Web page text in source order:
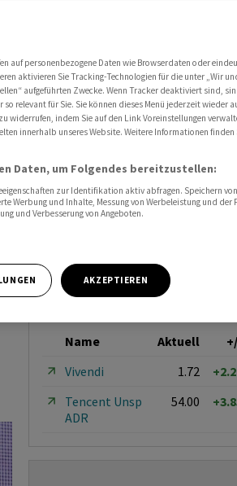
Name Aktuell
Vivendi
1.72
Tencent Unsp
ADR
54.00
auf personenbezogene Daten wie Browserdaten oder
aktivieren Sie Tracking-Technologien für die unter „Wir
aufgeführten Zwecke. Wenn Tracker deaktiviert sind,
relevant für Sie. Sie können dieses Menü jederzeit wieder
widerrufen, indem Sie auf den Link Voreinstellungen
innerhalb unseres Website. Weitere Informationen finden
Daten, um Folgendes bereitzustellen:
zur Identifikation aktiv abfragen. Speichern
Werbung und Inhalte, Messung von Werbeleistung und der
und Verbesserung von Angeboten.
AKZEPTIEREN